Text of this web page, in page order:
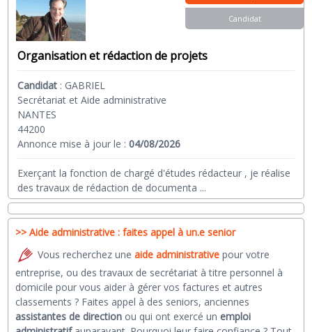
Organisation et rédaction de projets
Candidat : GABRIEL
Secrétariat et Aide administrative
NANTES
44200
Annonce mise à jour le :04/08/2026
Exerçant la fonction de chargé d'études rédacteur , je réalise
des travaux de rédaction de documenta ...
Candidat
>> Aide administrative : faites appel à un.e senior
Vous recherchez uneaide administrative pour votre
entreprise, ou des travaux de secrétariat à titre personnel à
domicile pour vous aider à gérer vos factures et autres
classements ? Faites appel à des seniors, anciennes
assistantes de direction ou qui ont exercé unemploi